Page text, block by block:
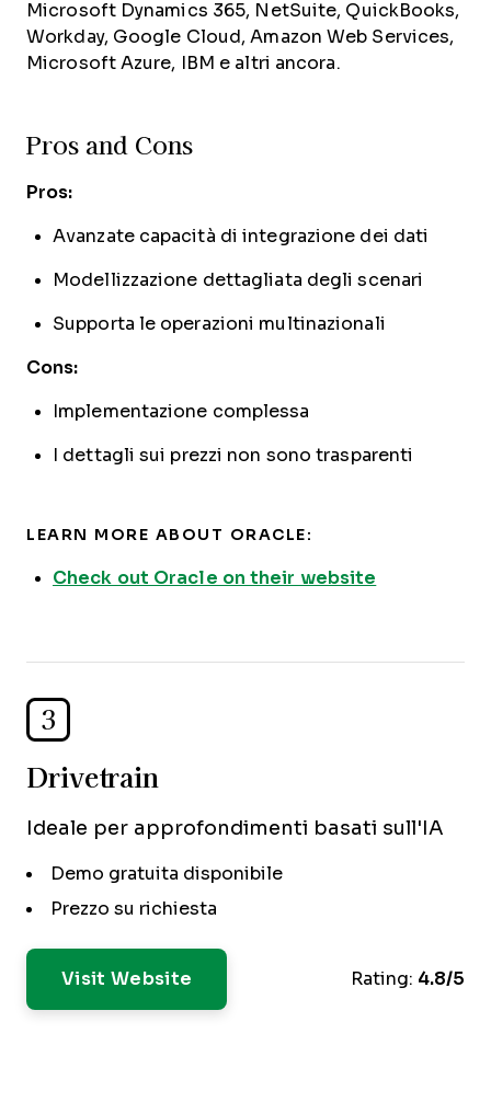
Microsoft Dynamics 365, NetSuite, QuickBooks,
Workday, Google Cloud, Amazon Web Services,
Microsoft Azure, IBM e altri ancora.
Pros and Cons
Pros:
Avanzate capacità di integrazione dei dati
Modellizzazione dettagliata degli scenari
Supporta le operazioni multinazionali
Cons:
Implementazione complessa
I dettagli sui prezzi non sono trasparenti
LEARN MORE ABOUT ORACLE:
Check out Oracle on their website
3
Drivetrain
Ideale per approfondimenti basati sull'IA
Demo gratuita disponibile
Prezzo su richiesta
Visit Website Rating: 4.8/5